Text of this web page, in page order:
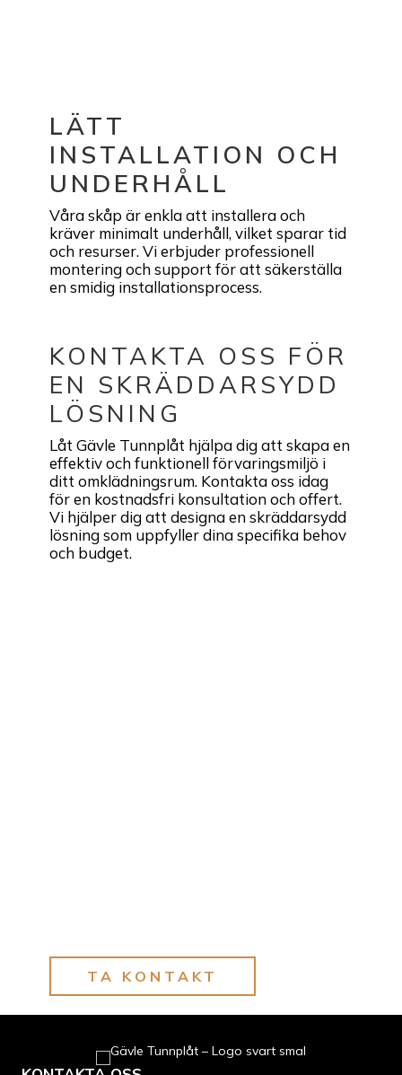
LÄTT
INSTALLATION OCH
UNDERHÅLL
Våra skåp är enkla att installera och
kräver minimalt underhåll, vilket sparar tid
och resurser. Vi erbjuder professionell
montering och support för att säkerställa
en smidig installationsprocess.
KONTAKTA OSS FÖR
EN SKRÄDDARSYDD
LÖSNING
Låt Gävle Tunnplåt hjälpa dig att skapa en
effektiv och funktionell förvaringsmiljö i
ditt omklädningsrum. Kontakta oss idag
för en kostnadsfri konsultation och offert.
Vi hjälper dig att designa en skräddarsydd
lösning som uppfyller dina specifika behov
och budget.
TA KONTAKT